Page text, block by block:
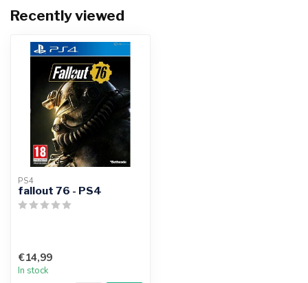
Recently viewed
PS4
fallout 76 - PS4
€14,99
In stock